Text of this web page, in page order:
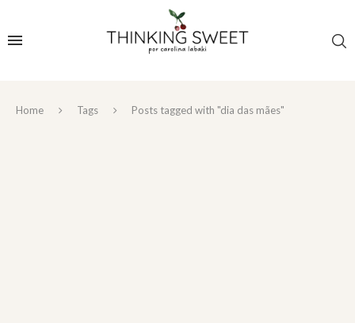
Home Tags Posts tagged with "dia das mães"